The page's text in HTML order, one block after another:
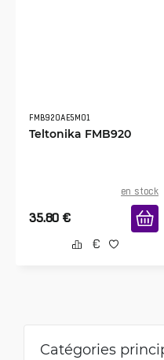
FMB920AE5M01
Teltonika FMB920
en stock
35.80 €
Catégories